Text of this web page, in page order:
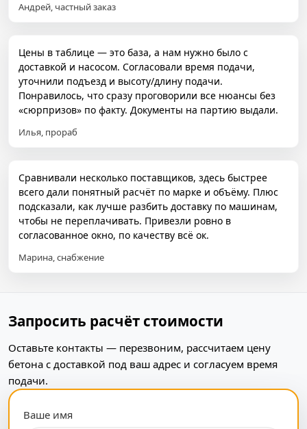
Андрей, частный заказ
Цены в таблице — это база, а нам нужно было с
доставкой и насосом. Согласовали время подачи,
уточнили подъезд и высоту/длину подачи.
Понравилось, что сразу проговорили все нюансы без
«сюрпризов» по факту. Документы на партию выдали.
Илья, прораб
Сравнивали несколько поставщиков, здесь быстрее
всего дали понятный расчёт по марке и объёму. Плюс
подсказали, как лучше разбить доставку по машинам,
чтобы не переплачивать. Привезли ровно в
согласованное окно, по качеству всё ок.
Марина, снабжение
Запросить расчёт стоимости
Оставьте контакты — перезвоним, рассчитаем цену
бетона с доставкой под ваш адрес и согласуем время
подачи.
Ваше имя